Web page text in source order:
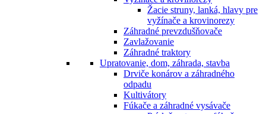
Žacie struny, lanká, hlavy pre
vyžínače a krovinorezy
Záhradné prevzdušňovače
Zavlažovanie
Záhradné traktory
Upratovanie, dom, záhrada, stavba
Drviče konárov a záhradného
odpadu
Kultivátory
Fúkače a záhradné vysávače